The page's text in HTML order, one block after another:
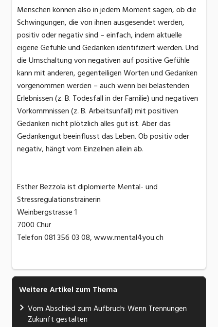
Menschen können also in jedem Moment sagen, ob die
Schwingungen, die von ihnen ausgesendet werden,
positiv oder negativ sind – einfach, indem aktuelle
eigene Gefühle und Gedanken identifiziert werden. Und
die Umschaltung von negativen auf positive Gefühle
kann mit anderen, gegenteiligen Worten und Gedanken
vorgenommen werden – auch wenn bei belastenden
Erlebnissen (z. B. Todesfall in der Familie) und negativen
Vorkommnissen (z. B. Arbeitsunfall) mit positiven
Gedanken nicht plötzlich alles gut ist. Aber das
Gedankengut beeinflusst das Leben. Ob positiv oder
negativ, hängt vom Einzelnen allein ab.
Esther Bezzola ist diplomierte Mental- und
Stressregulationstrainerin
Weinbergstrasse 1
7000 Chur
Telefon 081 356 03 08, www.mental4you.ch
Weitere Artikel zum Thema
Vom Abschied zum Aufbruch: Wenn Trennungen
Zukunft gestalten